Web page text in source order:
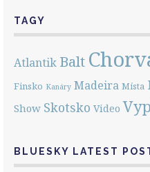
TAGY
Atlantik Balt
Finsko Kanáry Madeira Místa
Show Skotsko Video
BLUESKY LATEST